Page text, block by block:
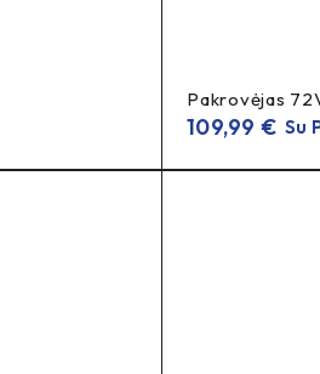
Pakrovėjas
109,99 € Su